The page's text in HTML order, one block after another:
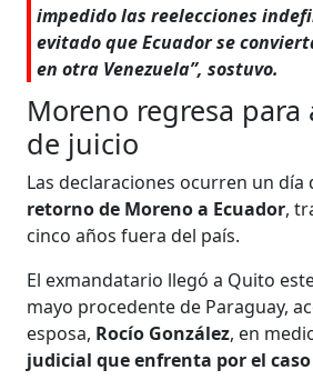
impedido las reelecciones
evitado que Ecuador se
en otra Venezuela”, sostuvo.
Moreno regresa para
de juicio
Las declaraciones ocurren un día
retorno de Moreno a Ecuador,
cinco años fuera del país.
El exmandatario llegó a Quito
mayo procedente de Paraguay,
esposa, Rocío González, en
judicial que enfrenta por el